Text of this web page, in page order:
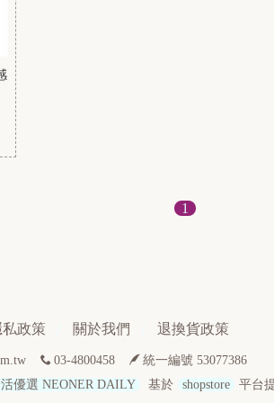
1
私政策 關於我們 退換貨政策
03-4800458
統一編號 53077386
優選 NEONER DAILY 基於 shopstore 平台